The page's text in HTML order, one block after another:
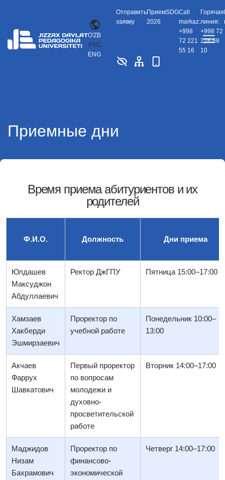
O'ZB
РУС
ENG
Отправить
заявку
Прием
2026
SDGCall
markaz:
+998
72 221
55 16
Горячая
линия:
+998 72
226 68
10
Приемные дни
Время приема абитуриентов и их
родителей
Ф.И.О. Должность Дни приема
Юлдашев
Максуджон
Абдуллаевич
Ректор ДжГПУ Пятница 15:00–17:00
Хамзаев
Хакберди
Эшмирзаевич
Проректор по
учебной работе
Понедельник 10:00–
13:00
Акчаев
Фаррух
Шавкатович
Первый проректор
по вопросам
молодежи и
духовно-
просветительской
работе
Вторник 14:00–17:00
Маджидов
Низам
Бахрамович
Проректор по
финансово-
экономической
Четверг 14:00–17:00